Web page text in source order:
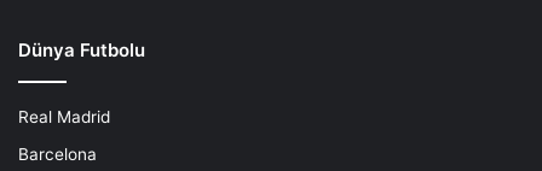
Dünya Futbolu
Real Madrid
Barcelona